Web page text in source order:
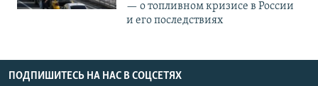
— о топливном кризисе в России
и его последствиях
ПОДПИШИТЕСЬ НА НАС В СОЦСЕТЯХ